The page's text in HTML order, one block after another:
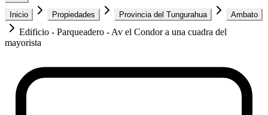
Inicio Propiedades Provincia del Tungurahua Ambato
Edificio - Parqueadero - Av el Condor a una cuadra del
mayorista